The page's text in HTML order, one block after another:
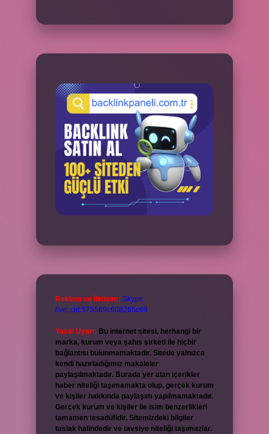
Reklam ve İletişim: Skype:
live:.cid.575569c608265c69
Yasal Uyarı: Bu internet sitesi, herhangi bir
marka, kurum veya şahıs şirketi ile hiçbir
bağlantısı bulunmamaktadır. Sitede yalnızca
kendi hazırladığımız makaleler
paylaşılmaktadır. Burada yer alan içerikler
haber niteliği taşımamakta olup, gerçek kurum
ve kişiler hakkında paylaşım yapılmamaktadır.
Gerçek kurum ve kişiler ile isim benzerlikleri
tamamen tesadüfidir. Sitemizdeki bilgiler
taslak halindedir ve tavsiye niteliği taşımazlar.